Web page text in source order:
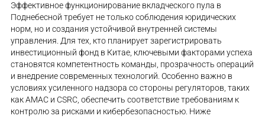
Эффективное функционирование вкладческого пула в
Поднебесной требует не только соблюдения юридических
норм, но и создания устойчивой внутренней системы
управления. Для тех, кто планирует зарегистрировать
инвестиционный фонд в Китае, ключевыми факторами успеха
становятся компетентность команды, прозрачность операций
и внедрение современных технологий. Особенно важно в
условиях усиленного надзора со стороны регуляторов, таких
как AMAC и CSRC, обеспечить соответствие требованиям к
контролю за рисками и кибербезопасностью. Ниже